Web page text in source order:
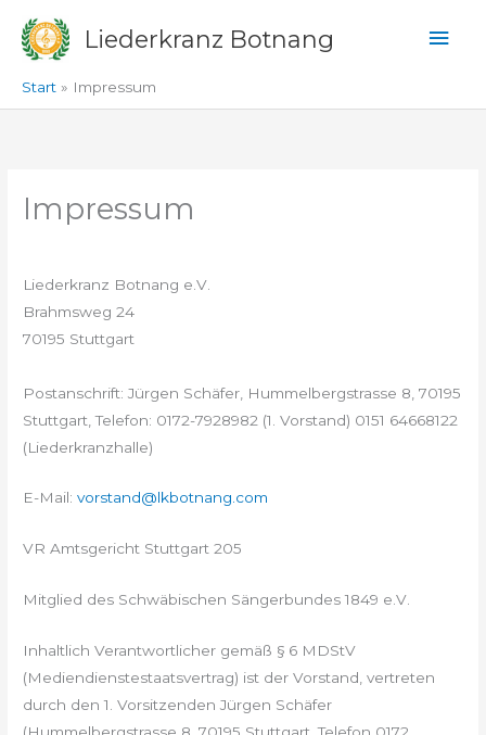
Inhalt
springen
Liederkranz Botnang
Start Impressum
Impressum
Liederkranz Botnang e.V.
Brahmsweg 24
70195 Stuttgart
Postanschrift: Jürgen Schäfer, Hummelbergstrasse 8, 70195
Stuttgart, Telefon: 0172-7928982 (1. Vorstand) 0151 64668122
(Liederkranzhalle)
E-Mail:vorstand@lkbotnang.com
VR Amtsgericht Stuttgart 205
Mitglied des Schwäbischen Sängerbundes 1849 e.V.
Inhaltlich Verantwortlicher gemäß § 6 MDStV
(Mediendienstestaatsvertrag) ist der Vorstand, vertreten
durch den 1. Vorsitzenden Jürgen Schäfer